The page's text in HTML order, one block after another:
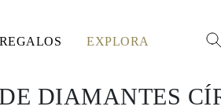
EXPLORA
DIAMANTES